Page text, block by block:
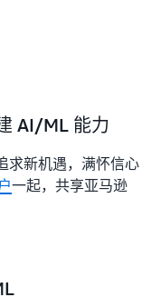
AI/ML 能力
求新机遇，满怀信心
一起，共享亚马逊